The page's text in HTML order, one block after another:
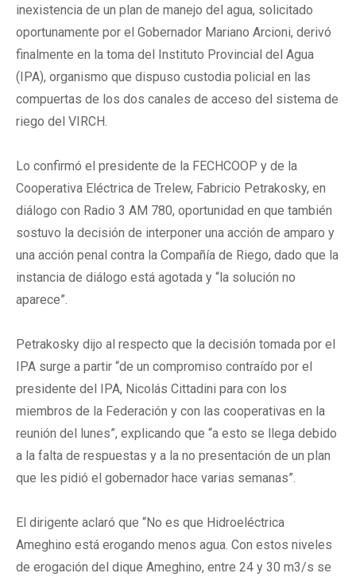
inexistencia de un plan de manejo del agua, solicitado
oportunamente por el Gobernador Mariano Arcioni, derivó
finalmente en la toma del Instituto Provincial del Agua
(IPA), organismo que dispuso custodia policial en las
compuertas de los dos canales de acceso del sistema de
riego del VIRCH.
Lo confirmó el presidente de la FECHCOOP y de la
Cooperativa Eléctrica de Trelew, Fabricio Petrakosky, en
diálogo con Radio 3 AM 780, oportunidad en que también
sostuvo la decisión de interponer una acción de amparo y
una acción penal contra la Compañía de Riego, dado que la
instancia de diálogo está agotada y “la solución no
aparece”.
Petrakosky dijo al respecto que la decisión tomada por el
IPA surge a partir “de un compromiso contraído por el
presidente del IPA, Nicolás Cittadini para con los
miembros de la Federación y con las cooperativas en la
reunión del lunes”, explicando que “a esto se llega debido
a la falta de respuestas y a la no presentación de un plan
que les pidió el gobernador hace varias semanas”.
El dirigente aclaró que “No es que Hidroeléctrica
Ameghino está erogando menos agua. Con estos niveles
de erogación del dique Ameghino, entre 24 y 30 m3/s se